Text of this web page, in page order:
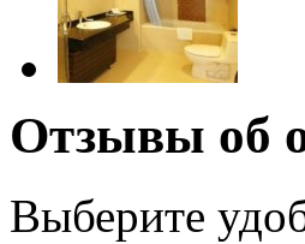
Отзывы об
Выберите